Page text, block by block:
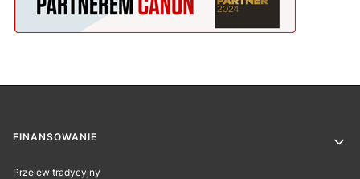
Linki w stopce
FINANSOWANIE
Przelew tradycyjny